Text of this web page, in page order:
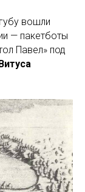
вошли
— пакетботы
Павел» под